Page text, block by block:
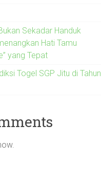
Sekadar Handuk
Hati Tamu
yang Tepat
Togel SGP Jitu di Tahun